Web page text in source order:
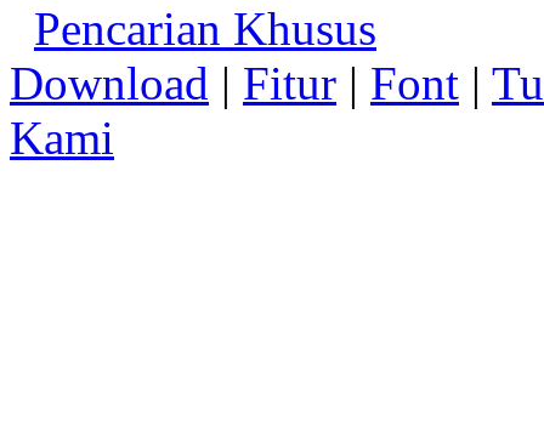
Pencarian Khusus
Download | Fitur | Font |
Kami